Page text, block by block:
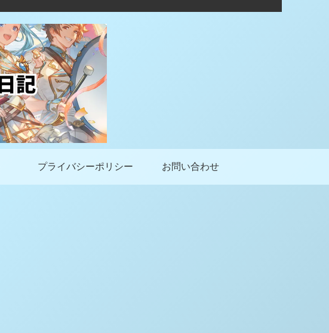
プライバシーポリシー お問い合わせ